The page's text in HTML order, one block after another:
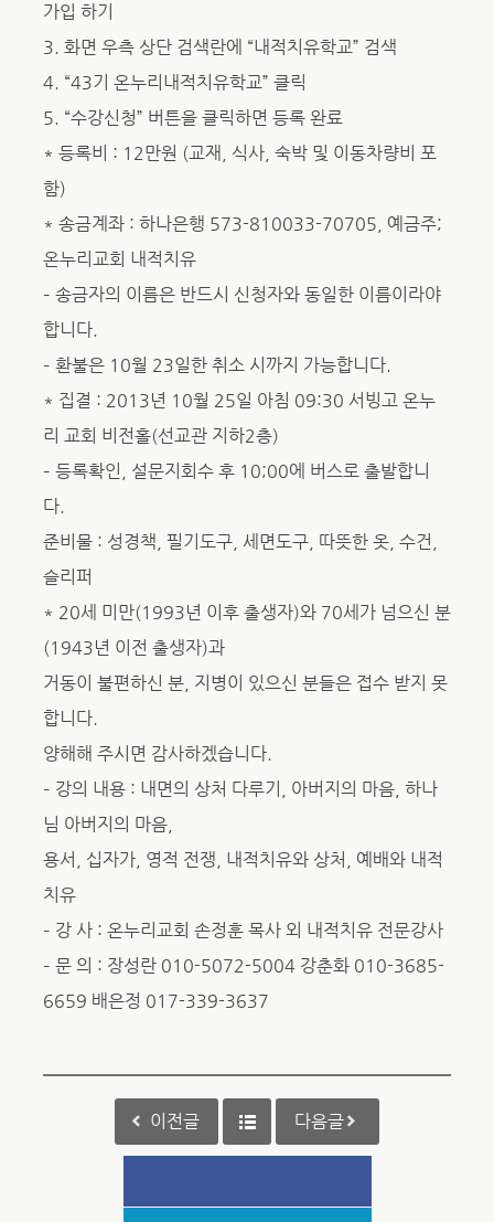
가입 하기
3. 화면 우측 상단 검색란에 “내적치유학교” 검색
4. “43기 온누리내적치유학교” 클릭
5. “수강신청” 버튼을 클릭하면 등록 완료
* 등록비 : 12만원 (교재, 식사, 숙박 및 이동차량비 포
함)
* 송금계좌 : 하나은행 573-810033-70705, 예금주;
온누리교회 내적치유
– 송금자의 이름은 반드시 신청자와 동일한 이름이라야
합니다.
– 환불은 10월 23일한 취소 시까지 가능합니다.
* 집결 : 2013년 10월 25일 아침 09:30 서빙고 온누
리 교회 비전홀(선교관 지하2층)
– 등록확인, 설문지회수 후 10;00에 버스로 출발합니
다.
준비물 : 성경책, 필기도구, 세면도구, 따뜻한 옷, 수건,
슬리퍼
* 20세 미만(1993년 이후 출생자)와 70세가 넘으신 분
(1943년 이전 출생자)과
거동이 불편하신 분, 지병이 있으신 분들은 접수 받지 못
합니다.
양해해 주시면 감사하겠습니다.
– 강의 내용 : 내면의 상처 다루기, 아버지의 마음, 하나
님 아버지의 마음,
용서, 십자가, 영적 전쟁, 내적치유와 상처, 예배와 내적
치유
– 강 사 : 온누리교회 손정훈 목사 외 내적치유 전문강사
– 문 의 : 장성란 010-5072-5004 강춘화 010-3685-
6659 배은정 017-339-3637
이전글 다음글